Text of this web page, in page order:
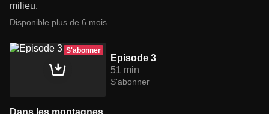
milieu.
Disponible plus de 6 mois
S'abonner
Episode 3
51 min
S'abonner